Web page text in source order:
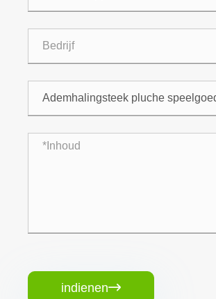
indienen